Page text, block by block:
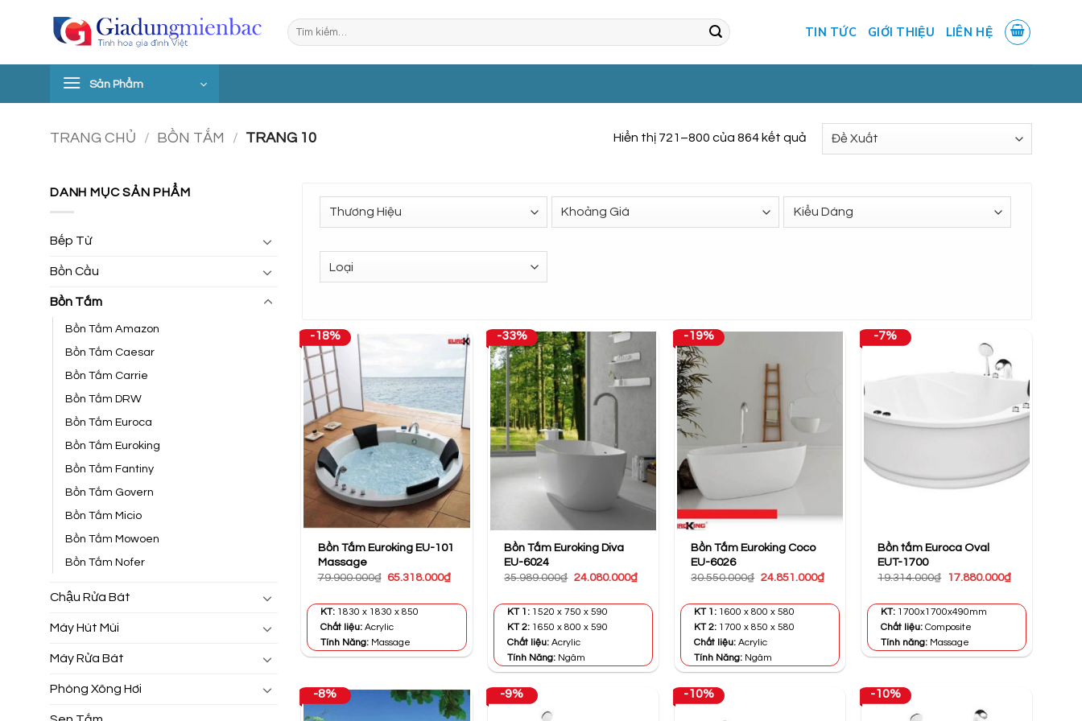
Tìm
kiếm:
TIN TỨC GIỚI THIỆU LIÊN HỆ
Sản Phẩm
TRANG CHỦ / BỒN TẮM / TRANG 10 Hiển thị 721–800 của 864 kết quả
DANH MỤC SẢN PHẨM
Bếp Từ
Bồn Cầu
Bồn Tắm
Bồn Tắm Amazon
Bồn Tắm Caesar
Bồn Tắm Carrie
Bồn Tắm DRW
Bồn Tắm Euroca
Bồn Tắm Euroking
Bồn Tắm Fantiny
Bồn Tắm Govern
Bồn Tắm Micio
Bồn Tắm Mowoen
Bồn Tắm Nofer
Chậu Rửa Bát
Máy Hút Mùi
Máy Rửa Bát
Phòng Xông Hơi
-18%
Bồn Tắm Euroking EU-101
Massage
79.900.000₫ Giá
79.900.000₫.
65.318.000₫Giá
65.318.000₫.
KT:1830 x 1830 x 850
Chất liệu:Acrylic
Tính Năng:Massage
-33%
Bồn Tắm Euroking Diva
EU-6024
35.989.000₫ Giá
35.989.000₫.
24.080.000₫Giá
là:
24.080.000₫.
KT 1:1520 x 750 x 590
KT 2: 1650 x 800 x 590
Chất liệu:Acrylic
Tính Năng:Ngâm
-19%
Bồn Tắm Euroking Coco
EU-6026
30.550.000₫ Giá
30.550.000₫.
24.851.000₫Giá
là:
24.851.000₫.
KT 1:1600 x 800 x 580
KT 2: 1700 x 850 x 580
Chất liệu:Acrylic
Tính Năng:Ngâm
-7%
Bồn tắm Euroca Oval
EUT-1700
19.314.000₫ Giá
19.314.000₫.
17.880.000₫Giá
là:
KT: 1700x1700x490mm
Chất liệu:Composite
Tính năng:Massage
-8% -9% -10% -10%